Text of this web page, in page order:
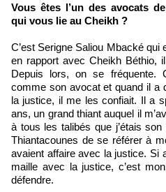
Vous êtes l’un des avocats de Béthio Thioune. Qu’est-ce
qui vous lie au Cheikh ?
C’est Serigne Saliou Mbacké qui
en rapport avec Cheikh Béthio,
Depuis lors, on se fréquente.
comme son avocat et quand il a
la justice, il me les confiait. Il a
ans, un grand thiant auquel il
à tous les talibés que j’étais
Thiantacounes de se référer à
avaient affaire avec la justice. Si
maille avec la justice, c’est
défendre.